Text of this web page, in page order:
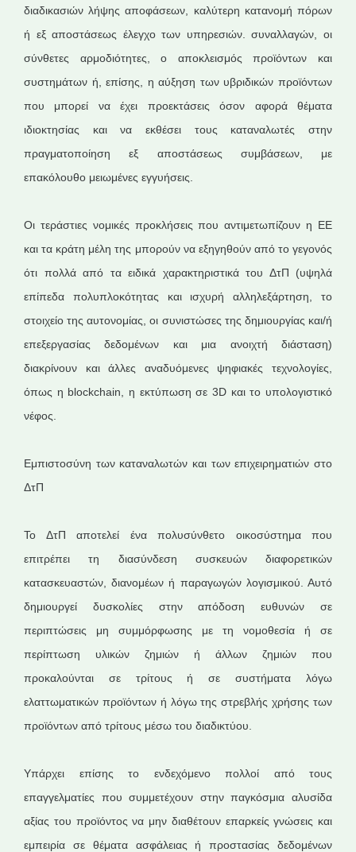
διαδικασιών λήψης αποφάσεων, καλύτερη κατανομή πόρων
ή εξ αποστάσεως έλεγχο των υπηρεσιών. συναλλαγών, οι
σύνθετες αρμοδιότητες, ο αποκλεισμός προϊόντων και
συστημάτων ή, επίσης, η αύξηση των υβριδικών προϊόντων
που μπορεί να έχει προεκτάσεις όσον αφορά θέματα
ιδιοκτησίας και να εκθέσει τους καταναλωτές στην
πραγματοποίηση εξ αποστάσεως συμβάσεων, με
επακόλουθο μειωμένες εγγυήσεις.
Οι τεράστιες νομικές προκλήσεις που αντιμετωπίζουν η ΕΕ
και τα κράτη μέλη της μπορούν να εξηγηθούν από το γεγονός
ότι πολλά από τα ειδικά χαρακτηριστικά του ΔτΠ (υψηλά
επίπεδα πολυπλοκότητας και ισχυρή αλληλεξάρτηση, το
στοιχείο της αυτονομίας, οι συνιστώσες της δημιουργίας και/ή
επεξεργασίας δεδομένων και μια ανοιχτή διάσταση)
διακρίνουν και άλλες αναδυόμενες ψηφιακές τεχνολογίες,
όπως η blockchain, η εκτύπωση σε 3D και το υπολογιστικό
νέφος.
Εμπιστοσύνη των καταναλωτών και των επιχειρηματιών στο
ΔτΠ
Το ΔτΠ αποτελεί ένα πολυσύνθετο οικοσύστημα που
επιτρέπει τη διασύνδεση συσκευών διαφορετικών
κατασκευαστών, διανομέων ή παραγωγών λογισμικού. Αυτό
δημιουργεί δυσκολίες στην απόδοση ευθυνών σε
περιπτώσεις μη συμμόρφωσης με τη νομοθεσία ή σε
περίπτωση υλικών ζημιών ή άλλων ζημιών που
προκαλούνται σε τρίτους ή σε συστήματα λόγω
ελαττωματικών προϊόντων ή λόγω της στρεβλής χρήσης των
προϊόντων από τρίτους μέσω του διαδικτύου.
Υπάρχει επίσης το ενδεχόμενο πολλοί από τους
επαγγελματίες που συμμετέχουν στην παγκόσμια αλυσίδα
αξίας του προϊόντος να μην διαθέτουν επαρκείς γνώσεις και
εμπειρία σε θέματα ασφάλειας ή προστασίας δεδομένων